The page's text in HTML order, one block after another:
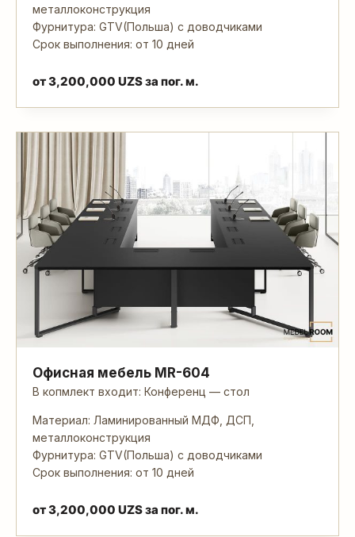
металлоконструкция
Фурнитура: GTV(Польша) с доводчиками
Срок выполнения: от 10 дней
от3,200,000 UZSза пог. м.
Офисная мебель MR-604
В копмлект входит: Конференц — стол
Материал: Ламинированный МДФ, ДСП,
металлоконструкция
Фурнитура: GTV(Польша) с доводчиками
Срок выполнения: от 10 дней
от3,200,000 UZSза пог. м.